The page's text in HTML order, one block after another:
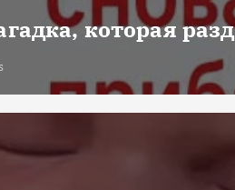
которая